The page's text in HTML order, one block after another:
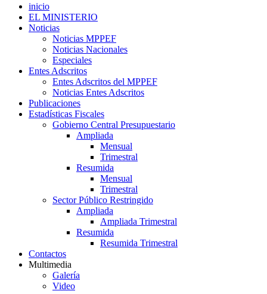
inicio
EL MINISTERIO
Noticias
Noticias MPPEF
Noticias Nacionales
Especiales
Entes Adscritos
Entes Adscritos del MPPEF
Noticias Entes Adscritos
Publicaciones
Estadísticas Fiscales
Gobierno Central Presupuestario
Ampliada
Mensual
Trimestral
Resumida
Mensual
Trimestral
Sector Público Restringido
Ampliada
Ampliada Trimestral
Resumida
Resumida Trimestral
Contactos
Multimedia
Galería
Video